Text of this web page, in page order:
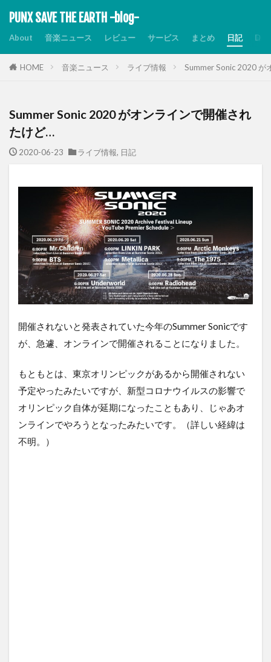
PUNX SAVE THE EARTH -blog-
About 音楽ニュース レビュー サービス まとめ 日記
HOME 音楽ニュース ライブ情報 Summer Sonic 2020 が
Summer Sonic 2020 がオンラインで開催され
たけど…
2020-06-23 ライブ情報, 日記
開催されないと発表されていた今年のSummer Sonicです
が、急遽、オンラインで開催されることになりました。
もともとは、東京オリンピックがあるから開催されない
予定やったみたいですが、新型コロナウイルスの影響で
オリンピック自体が延期になったこともあり、じゃあオ
ンラインでやろうとなったみたいです。（詳しい経緯は
不明。）